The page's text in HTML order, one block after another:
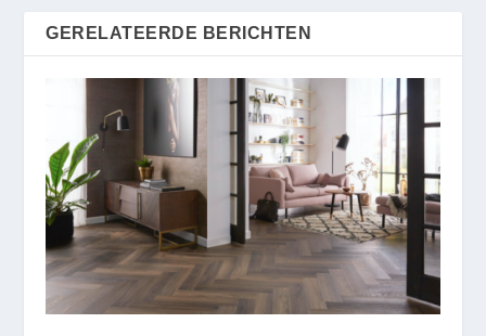
GERELATEERDE BERICHTEN